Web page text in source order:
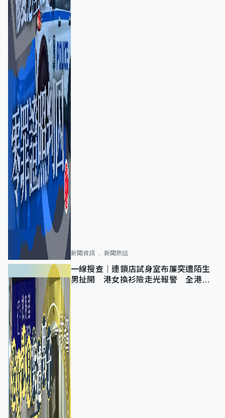
新聞資訊 新聞熱話
一線搜查｜連鎖店試身室布簾突遭陌生
男扯開 港女換衫險走光報警 全港分